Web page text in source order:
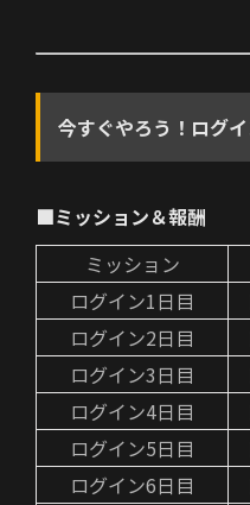
今すぐやろう！ログ
■ミッション＆報酬
ミッション
ログイン1日目
ログイン2日目
ログイン3日目
ログイン4日目
ログイン5日目
ログイン6日目